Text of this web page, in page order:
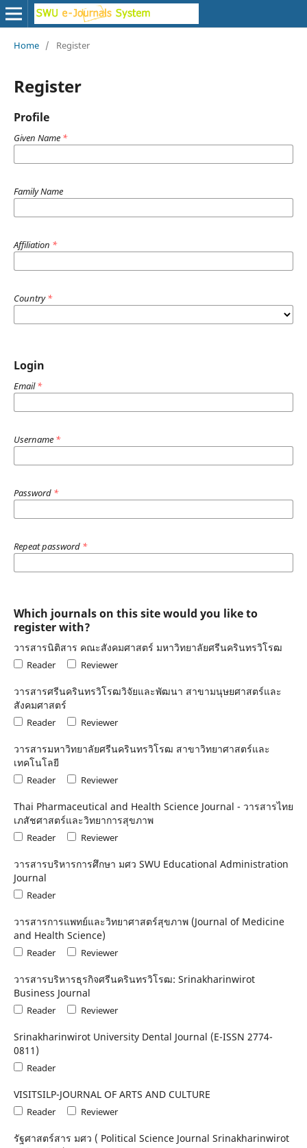
Home / Register
Register
Profile
Given Name *
Family Name
Affiliation *
Country*
Login
Email*
Username *
Password *
Repeat password *
Which journals on this site would you like to
register with?
วารสารนิติสาร คณะสังคมศาสตร์ มหาวิทยาลัยศรีนครินทรวิโรฒ
Reader Reviewer
วารสารศรีนครินทรวิโรฒวิจัยและพัฒนา สาขามนุษยศาสตร์และ
สังคมศาสตร์
Reader Reviewer
วารสารมหาวิทยาลัยศรีนครินทรวิโรฒ สาขาวิทยาศาสตร์และ
เทคโนโลยี
Reader Reviewer
Thai Pharmaceutical and Health Science Journal - วารสารไทย
เภสัชศาสตร์และวิทยาการสุขภาพ
Reader Reviewer
วารสารบริหารการศึกษา มศว SWU Educational Administration
Journal
Reader
วารสารการแพทย์และวิทยาศาสตร์สุขภาพ (Journal of Medicine
and Health Science)
Reader Reviewer
วารสารบริหารธุรกิจศรีนครินทรวิโรฒ: Srinakharinwirot
Business Journal
Reader Reviewer
Srinakharinwirot University Dental Journal (E-ISSN 2774-
0811)
Reader
VISITSILP-JOURNAL OF ARTS AND CULTURE
Reader Reviewer
รัฐศาสตร์สาร มศว ( Political Science Journal Srinakharinwirot